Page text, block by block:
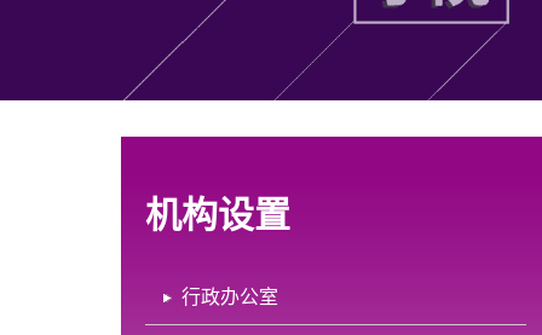
机构设置
行政办公室